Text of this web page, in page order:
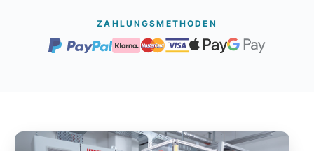
ZAHLUNGSMETHODEN